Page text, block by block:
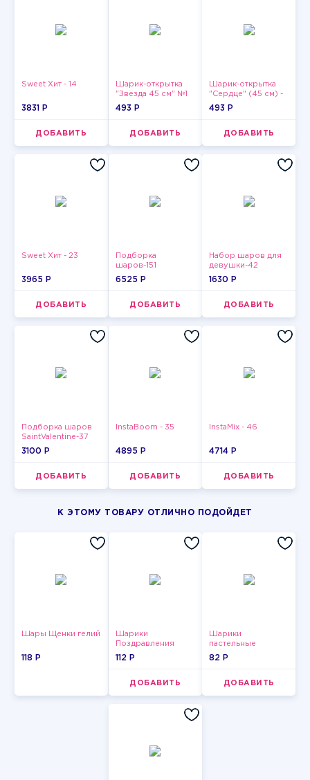
Sweet Хит - 14
3831 P
ДОБАВИТЬ
Шарик-открытка
"Звезда 45 см" №1
493 P
ДОБАВИТЬ
Шарик-открытка
"Сердце" (45 см) -
2
493 P
ДОБАВИТЬ
Sweet Хит - 23
3965 P
ДОБАВИТЬ
Подборка
шаров-151
6525 P
ДОБАВИТЬ
Набор шаров для
девушки-42
1630 P
ДОБАВИТЬ
Подборка шаров
SaintValentine-37
3100 P
ДОБАВИТЬ
InstaBoom - 35
4895 P
ДОБАВИТЬ
InstaMix - 46
4714 P
ДОБАВИТЬ
К ЭТОМУ ТОВАРУ ОТЛИЧНО ПОДОЙДЕТ
Шары Щенки гелий
118 P
Шарики
Поздравления
112 P
ДОБАВИТЬ
Шарики
пастельные
82 P
ДОБАВИТЬ